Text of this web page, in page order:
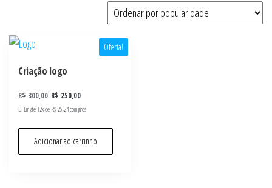
Oferta!
Criação logo
R$300,00 R$ 250,00
Em até 12x de R$25,24com juros
Adicionar ao carrinho